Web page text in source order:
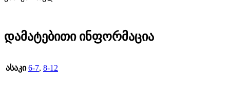
heuer .
brand
replica
tag
დამატებითი ინფორმაცია
ასაკი 6-7, 8-12